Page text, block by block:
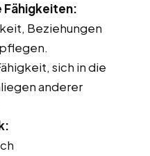
Fähigkeiten:
Beziehungen
sich in die
anderer